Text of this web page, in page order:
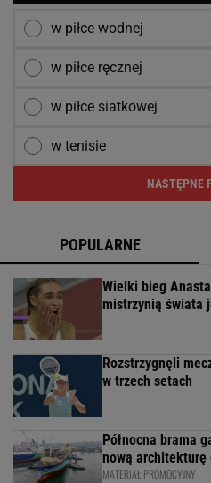
w piłce wodnej
w piłce ręcznej
w piłce siatkowej
w tenisie
NASTĘPNE
POPULARNE
Wielki bieg
mistrzynią świata
Rozstrzygnęli
w trzech setach
Północna brama
nową architekturę
MATERIAŁ PROMOCYJNY